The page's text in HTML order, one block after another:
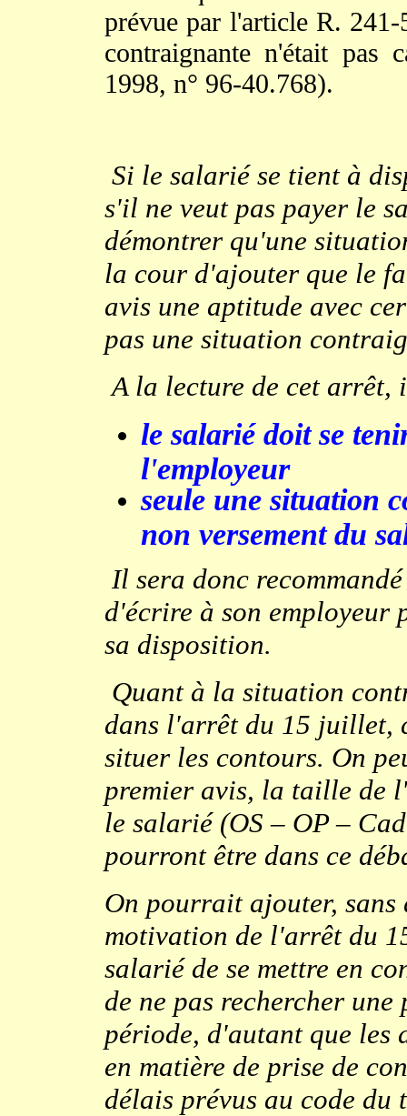
prévue par l'article R.
contraignante n'était pas
1998, n° 96-40.768).
Si le salarié se tient à
s'il ne veut pas payer le
démontrer qu'une
la cour d'ajouter que le
avis une aptitude avec
pas une situation
A la lecture de cet arrêt,
le salarié doit se
l'employeur
seule une situation
non versement du
Il sera donc
d'écrire à son
sa disposition.
Quant à la situation
dans l'arrêt du 15 juillet,
situer les contours. On
premier avis, la taille de
le salarié (OS – OP –
pourront être dans ce
On pourrait ajouter, sans
motivation de l'arrêt du
salarié de se mettre en
de ne pas rechercher
période, d'autant que les
en matière de prise de
délais prévus au code du